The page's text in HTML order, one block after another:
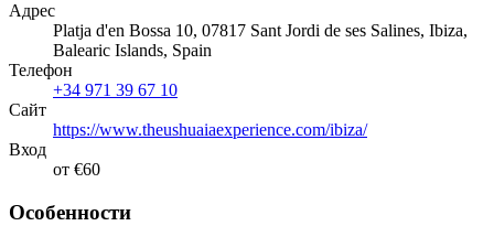
Адрес
Platja d'en Bossa 10, 07817 Sant Jordi de ses Salines, Ibiza,
Balearic Islands, Spain
Телефон
+34 971 39 67 10
Сайт
https://www.theushuaiaexperience.com/ibiza/
Вход
от €60
Особенности